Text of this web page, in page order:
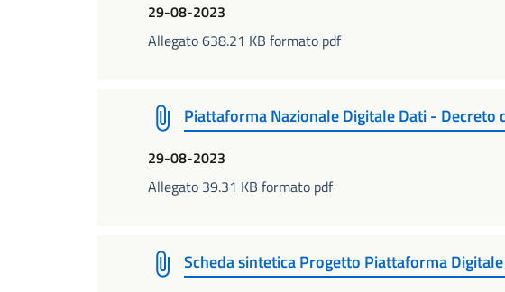
29-08-2023
Allegato 638.21 KB formato pdf
Piattaforma Nazionale Digitale Dati -
29-08-2023
Allegato 39.31 KB formato pdf
Scheda sintetica Progetto Piattaforma